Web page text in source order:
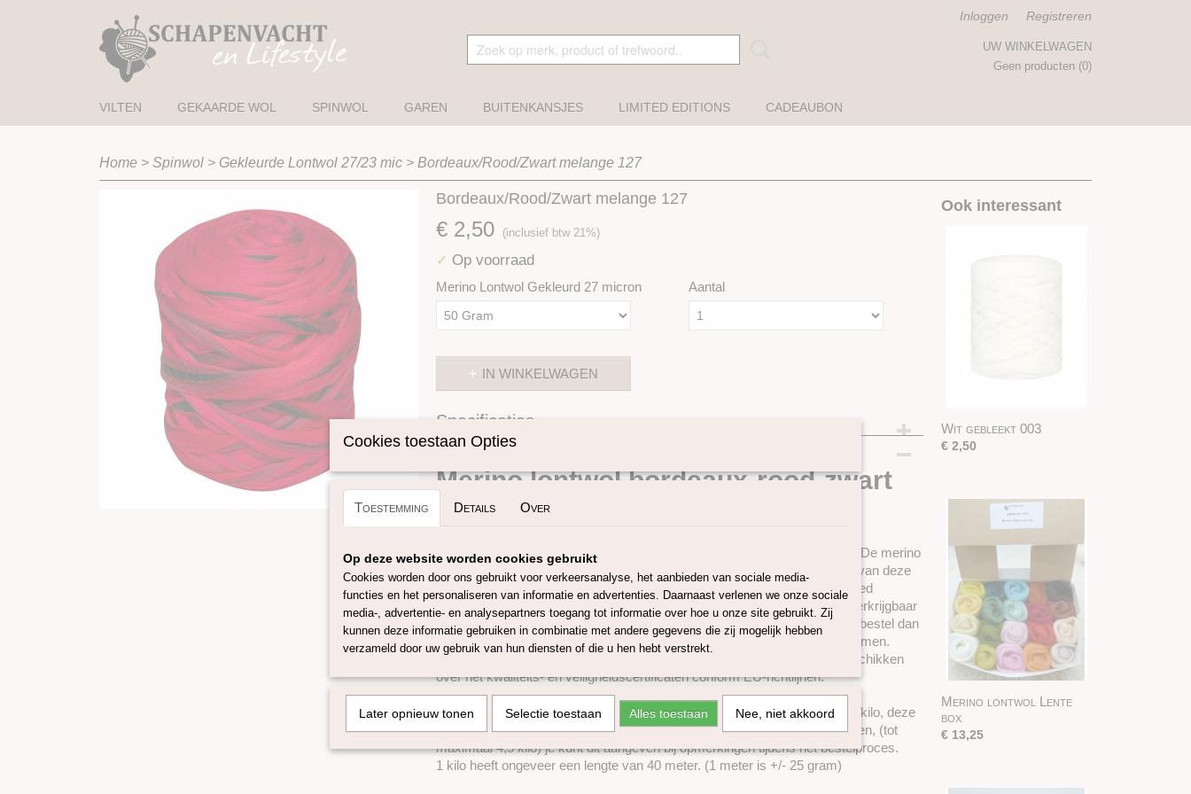
Inloggen Registreren
UW WINKELWAGEN
Geen producten (0)
VILTEN GEKAARDE WOL SPINWOL GAREN BUITENKANSJES LIMITED EDITIONS CADEAUBON
Home > Spinwol > Gekleurde Lontwol 27/23 mic > Bordeaux/Rood/Zwart melange 127
Bordeaux/Rood/Zwart melange 127
€ 2,50 (inclusief btw 21%)
✓ Op voorraad
Merino Lontwol Gekleurd 27 micron Aantal
IN WINKELWAGEN
Specificaties
Productcode
Omschrijving
Merino lontwol bordeaux-rood-zwart
melange
Deze 100% merino lontwol komt/wordt vervaardigd en geverfd in Europa. De merino
wol is mulesing-vrij en heeft een micron van ongeveer 27, de vezellengte van deze
Europese lontwol is 55-65 mm. Met deze wol kan je onder andere heel goed
naaldvilten, natvilten, spinnen of weven. De 27 micron merino lontwol is verkrijgbaar
in ruim 60 verschillende kleuren. Wanneer je een groot project wilt maken bestel dan
genoeg om eventueel kleurverschil van verschillende verfbaden te voorkomen.
De kleurstoffen die worden gebruikt voor het verven van deze lontwol beschikken
over het kwaliteits- en veiligheidscertificaten conform EU-richtlijnen.
De lontwol is verkrijgbaar in 50 gram, 100 gram 250 gram, 500 gram en 1 kilo, deze
worden los geleverd maar bij wens kunnen wij de lontwol aan 1 stuk leveren, (tot
maximaal 4,5 kilo) je kunt dit aangeven bij opmerkingen tijdens het bestelproces.
1 kilo heeft ongeveer een lengte van 40 meter. (1 meter is +/- 25 gram)
Ook interessant
Wit gebleekt 003
€ 2,50
Merino lontwol Lente
box
€ 13,25
Cookies toestaan Opties
Toestemming Details Over
Op deze website worden cookies gebruikt
Cookies worden door ons gebruikt voor verkeersanalyse, het aanbieden van sociale media-
functies en het personaliseren van informatie en advertenties. Daarnaast verlenen we onze sociale
media-, advertentie- en analysepartners toegang tot informatie over hoe u onze site gebruikt. Zij
kunnen deze informatie gebruiken in combinatie met andere gegevens die zij mogelijk hebben
verzameld door uw gebruik van hun diensten of die u hen hebt verstrekt.
Later opnieuw tonen Selectie toestaan Alles toestaan Nee, niet akkoord